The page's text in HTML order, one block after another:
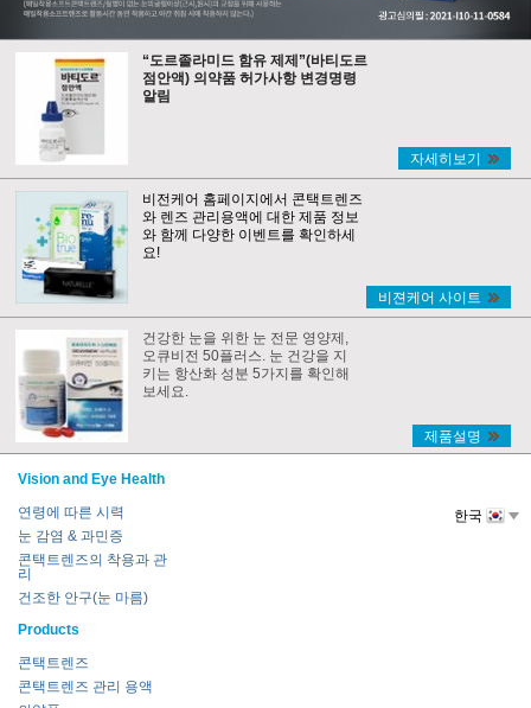
“도르졸라미드 함유 제제”(바티도르
점안액) 의약품 허가사항 변경명령
알림
자세히보기
비전케어 홈페이지에서 콘택트렌즈
와 렌즈 관리용액에 대한 제품 정보
와 함께 다양한 이벤트를 확인하세
요!
비젼케어 사이트
건강한 눈을 위한 눈 전문 영양제,
오큐비전 50플러스. 눈 건강을 지
키는 항산화 성분 5가지를 확인해
보세요.
제품설명
Vision and Eye Health
연령에 따른 시력
눈 감염 & 과민증
콘택트렌즈의 착용과 관
리
건조한 안구(눈 마름)
Products
콘택트렌즈
콘택트렌즈 관리 용액
한국